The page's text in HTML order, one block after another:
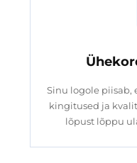
Sinu logole
kingitused ja
lõpust lõppu